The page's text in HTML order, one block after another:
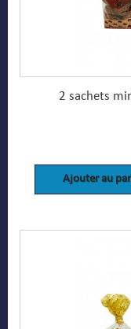
2 sachets
Ajouter au